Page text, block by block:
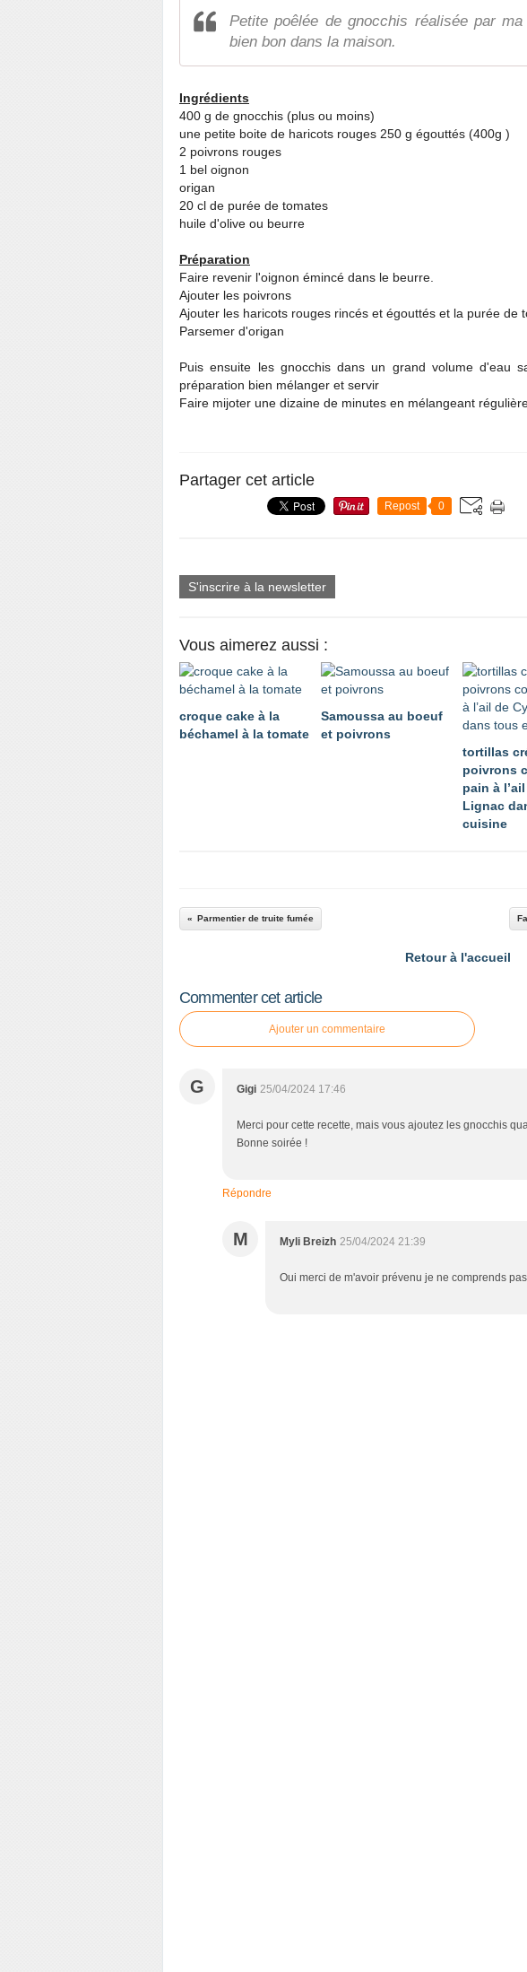
Petite poêlée de gnocchis réalisée par
bien bon dans la maison.
Ingrédients
400 g de gnocchis (plus ou moins)
une petite boite de haricots rouges 250 g égouttés (400g )
2 poivrons rouges
1 bel oignon
origan
20 cl de purée de tomates
huile d'olive ou beurre
Préparation
Faire revenir l'oignon émincé dans le beurre.
Ajouter les poivrons
Ajouter les haricots rouges rincés et égouttés et la purée de
Parsemer d'origan
Puis ensuite les gnocchis dans un grand volume d'eau
préparation bien mélanger et servir
Faire mijoter une dizaine de minutes en mélangeant
Partager cet article
Repost 0
S'inscrire à la newsletter
Vous aimerez aussi :
croque cake à la
béchamel à la tomate
Samoussa au boeuf
et poivrons
tortillas
poivrons
pain à
Lignac
cuisine
Parmentier de truite fumée
Retour à l'accueil
Commenter cet article
Ajouter un commentaire
G Gigi 25/04/2024 17:46
Merci pour cette recette, mais vous ajoutez les gnocchis
Bonne soirée !
Répondre
M Myli Breizh 25/04/2024 21:39
Oui merci de m'avoir prévenu je ne comprends